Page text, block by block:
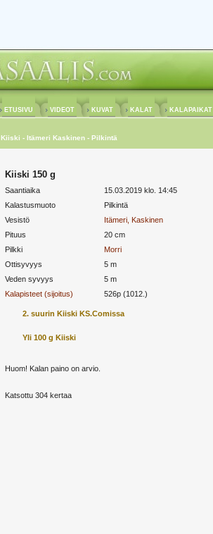
ETUSIVU VIDEOT KUVAT KALAT KALAPAIKAT
Kiiski - Itämeri Kaskinen - Pilkintä
Kiiski 150 g
Saantiaika
15.03.2019 klo. 14:45
Kalastusmuoto
Pilkintä
Vesistö
Itämeri, Kaskinen
Pituus
20 cm
Pilkki
Morri
Ottisyvyys
5 m
Veden syvyys
5 m
Kalapisteet (sijoitus)
526p (1012.)
2. suurin Kiiski KS.Comissa
Yli 100 g Kiiski
Huom! Kalan paino on arvio.
Katsottu 304 kertaa